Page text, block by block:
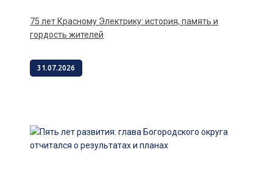
75 лет Красному Электрику: история, память и
гордость жителей
31.07.2026